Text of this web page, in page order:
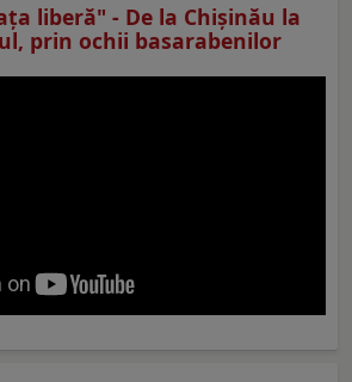
liberă" - De la Chișinău la
prin ochii basarabenilor